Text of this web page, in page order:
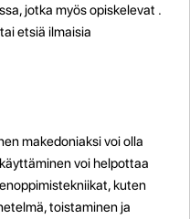
jotka myös opiskelevat .
etsiä ilmaisia
makedoniaksi voi olla
voi helpottaa
kuten
toistaminen ja